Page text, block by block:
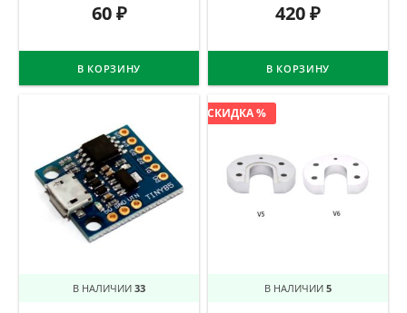
60₽
В КОРЗИНУ
420₽
В КОРЗИНУ
В НАЛИЧИИ 33
СКИДКА %
В НАЛИЧИИ 5